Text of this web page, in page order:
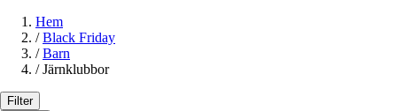
Hem
/ Black Friday
/ Barn
/ Järnklubbor
Filter